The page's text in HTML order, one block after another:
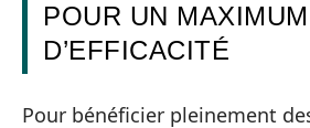
POUR UN MAXIMUM
D’EFFICACITÉ
Pour bénéficier pleinement